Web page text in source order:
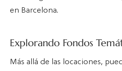
en Barcelona.
Explorando Fondos
Más allá de las locaciones,